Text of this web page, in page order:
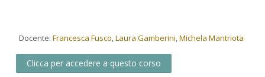
Docente:Francesca Fusco,Laura Gamberini,Michela Mantriota
Clicca per accedere a questo corso